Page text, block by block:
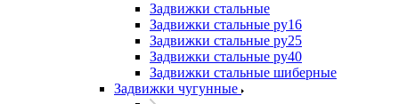
Задвижки стальные
Задвижки стальные ру16
Задвижки стальные ру25
Задвижки стальные ру40
Задвижки стальные шиберные
Задвижки чугунные